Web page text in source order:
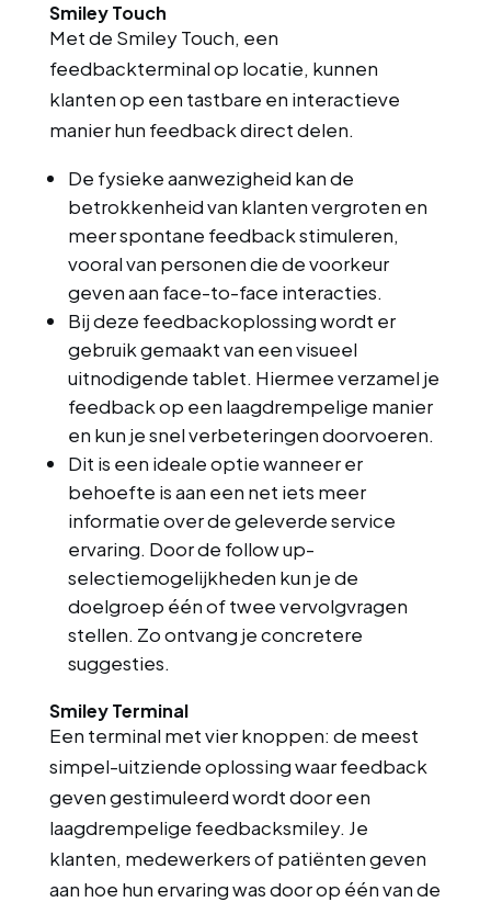
Smiley Touch
Met de Smiley Touch, een
feedbackterminal op locatie, kunnen
klanten op een tastbare en interactieve
manier hun feedback direct delen.
De fysieke aanwezigheid kan de
betrokkenheid van klanten vergroten en
meer spontane feedback stimuleren,
vooral van personen die de voorkeur
geven aan face-to-face interacties.
Bij deze feedbackoplossing wordt er
gebruik gemaakt van een visueel
uitnodigende tablet. Hiermee verzamel je
feedback op een laagdrempelige manier
en kun je snel verbeteringen doorvoeren.
Dit is een ideale optie wanneer er
behoefte is aan een net iets meer
informatie over de geleverde service
ervaring. Door de follow up-
selectiemogelijkheden kun je de
doelgroep één of twee vervolgvragen
stellen. Zo ontvang je concretere
suggesties.
Smiley Terminal
Een terminal met vier knoppen: de meest
simpel-uitziende oplossing waar feedback
geven gestimuleerd wordt door een
laagdrempelige feedbacksmiley. Je
klanten, medewerkers of patiënten geven
aan hoe hun ervaring was door op één van de